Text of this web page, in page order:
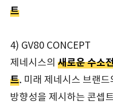
트
4) GV80 CONCEPT
제네시스의 새로운 수소
트. 미래 제네시스 브랜
방향성을 제시하는 콘셉